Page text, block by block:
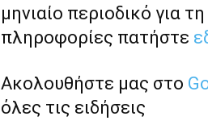
μηνιαίο περιοδικό για
πληροφορίες πατήστε
Ακολουθήστε μας στο
όλες τις ειδήσεις